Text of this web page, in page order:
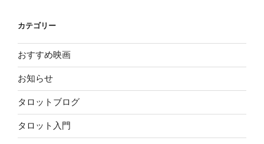
カテゴリー
おすすめ映画
お知らせ
タロットブログ
タロット入門